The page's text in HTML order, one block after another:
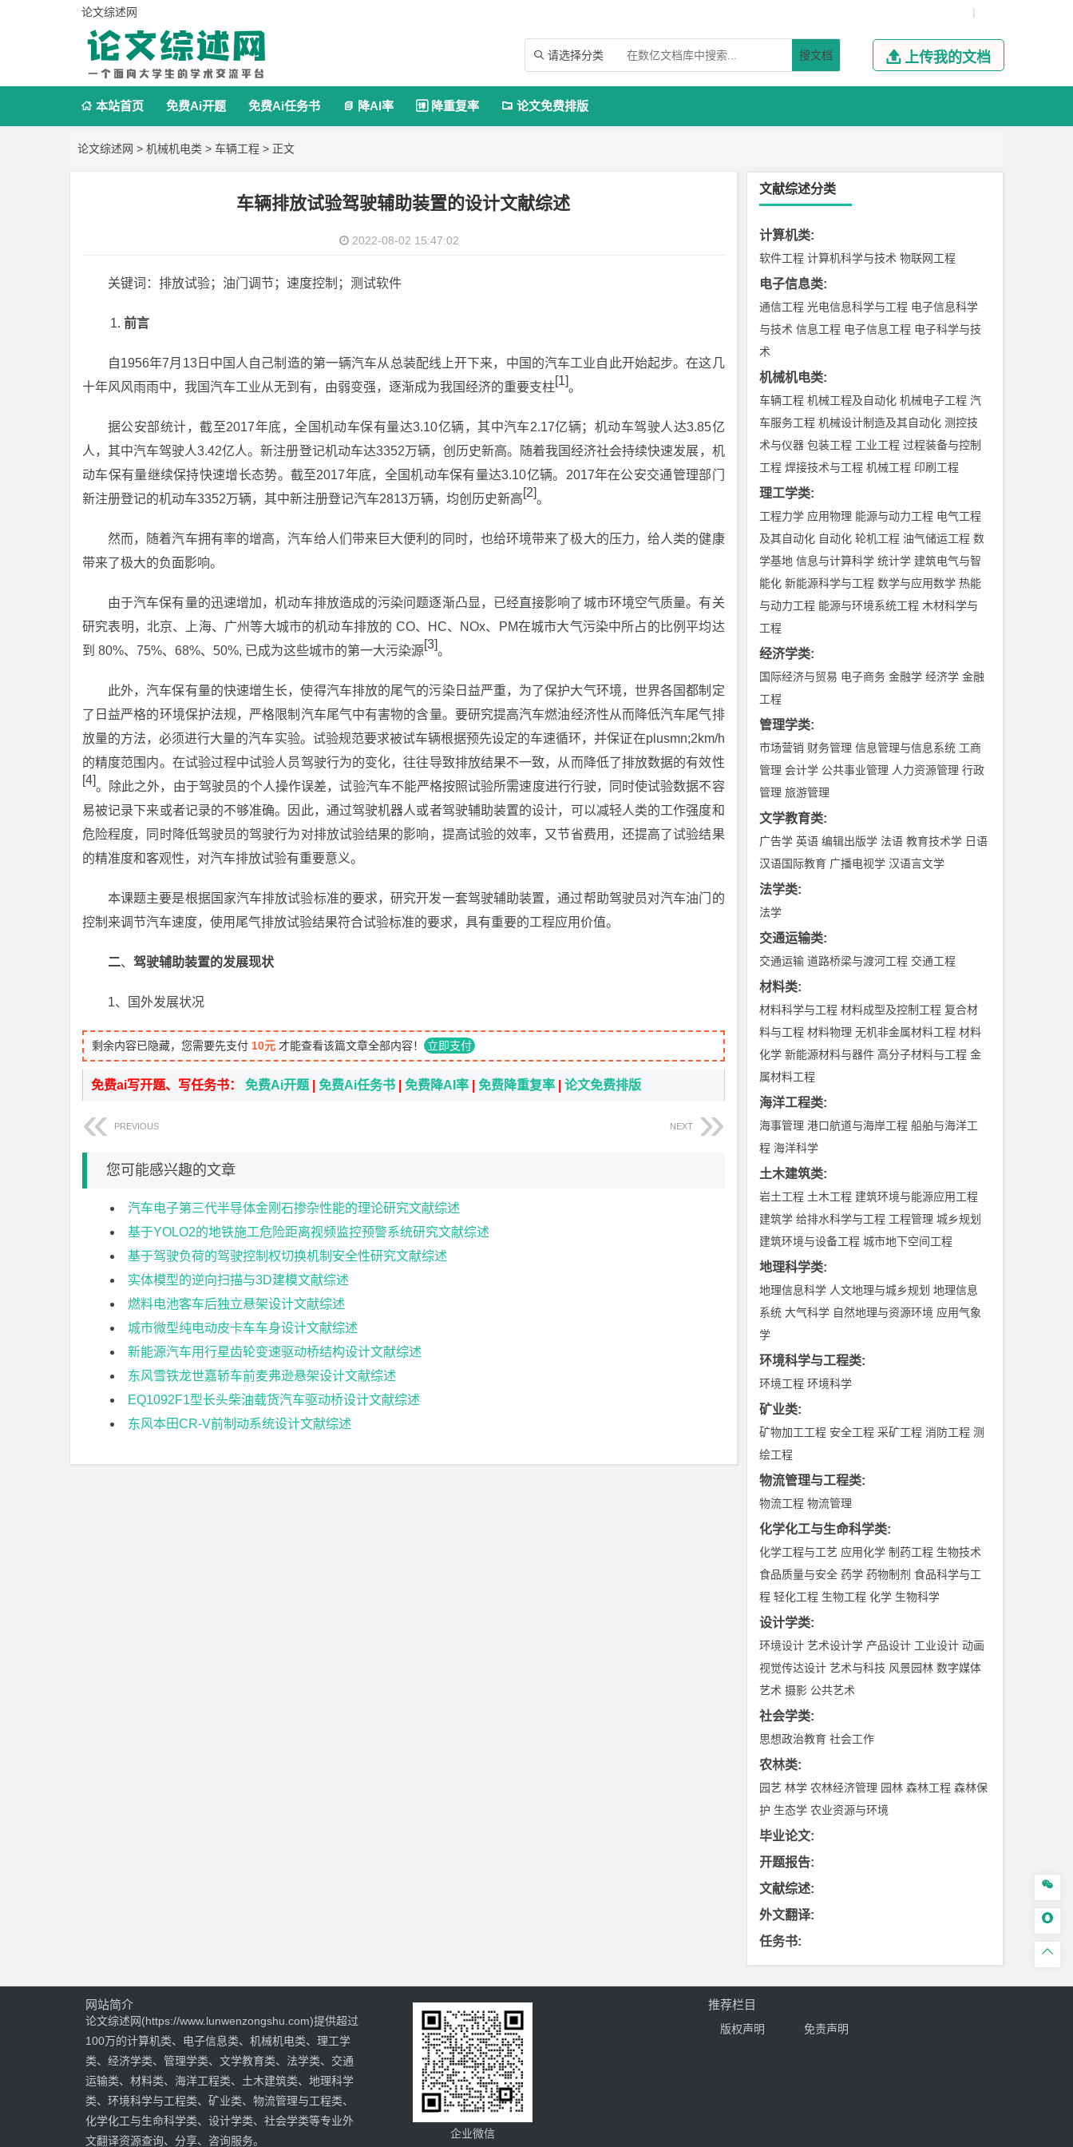
论文综述网 |
 请选择分类 搜文档  上传我的文档
 本站首页 免费Ai开题 免费Ai任务书  降AI率  降重复率  论文免费排版
论文综述网 > 机械机电类 > 车辆工程 > 正文
车辆排放试验驾驶辅助装置的设计文献综述
2022-08-02 15:47:02
关键词：排放试验；油门调节；速度控制；测试软件
前言
自1956年7月13日中国人自己制造的第一辆汽车从总装配线上开下来，中国的汽车工业自此开始起步。在这几
十年风风雨雨中，我国汽车工业从无到有，由弱变强，逐渐成为我国经济的重要支柱[1]。
据公安部统计，截至2017年底，全国机动车保有量达3.10亿辆，其中汽车2.17亿辆；机动车驾驶人达3.85亿
人，其中汽车驾驶人3.42亿人。新注册登记机动车达3352万辆，创历史新高。随着我国经济社会持续快速发展，机
动车保有量继续保持快速增长态势。截至2017年底，全国机动车保有量达3.10亿辆。2017年在公安交通管理部门
新注册登记的机动车3352万辆，其中新注册登记汽车2813万辆，均创历史新高[2]。
然而，随着汽车拥有率的增高，汽车给人们带来巨大便利的同时，也给环境带来了极大的压力，给人类的健康
带来了极大的负面影响。
由于汽车保有量的迅速增加，机动车排放造成的污染问题逐渐凸显，已经直接影响了城市环境空气质量。有关
研究表明，北京、上海、广州等大城市的机动车排放的 CO、HC、NOx、PM在城市大气污染中所占的比例平均达
到 80%、75%、68%、50%, 已成为这些城市的第一大污染源[3]。
此外，汽车保有量的快速增生长，使得汽车排放的尾气的污染日益严重，为了保护大气环境，世界各国都制定
了日益严格的环境保护法规，严格限制汽车尾气中有害物的含量。要研究提高汽车燃油经济性从而降低汽车尾气排
放量的方法，必须进行大量的汽车实验。试验规范要求被试车辆根据预先设定的车速循环，并保证在plusmn;2km/h
的精度范围内。在试验过程中试验人员驾驶行为的变化，往往导致排放结果不一致，从而降低了排放数据的有效性
[4]。除此之外，由于驾驶员的个人操作误差，试验汽车不能严格按照试验所需速度进行行驶，同时使试验数据不容
易被记录下来或者记录的不够准确。因此，通过驾驶机器人或者驾驶辅助装置的设计，可以减轻人类的工作强度和
危险程度，同时降低驾驶员的驾驶行为对排放试验结果的影响，提高试验的效率，又节省费用，还提高了试验结果
的精准度和客观性，对汽车排放试验有重要意义。
本课题主要是根据国家汽车排放试验标准的要求，研究开发一套驾驶辅助装置，通过帮助驾驶员对汽车油门的
控制来调节汽车速度，使用尾气排放试验结果符合试验标准的要求，具有重要的工程应用价值。
二、 驾驶辅助装置的发展现状
1、国外发展状况
剩余内容已隐藏，您需要先支付 10元 才能查看该篇文章全部内容！ 立即支付
免费ai写开题、写任务书： 免费Ai开题 免费Ai任务书 免费降AI率 免费降重复率 论文免费排版
PREVIOUS NEXT
您可能感兴趣的文章
汽车电子第三代半导体金刚石掺杂性能的理论研究文献综述
基于YOLO2的地铁施工危险距离视频监控预警系统研究文献综述
基于驾驶负荷的驾驶控制权切换机制安全性研究文献综述
实体模型的逆向扫描与3D建模文献综述
燃料电池客车后独立悬架设计文献综述
城市微型纯电动皮卡车车身设计文献综述
新能源汽车用行星齿轮变速驱动桥结构设计文献综述
东风雪铁龙世嘉轿车前麦弗逊悬架设计文献综述
EQ1092F1型长头柴油载货汽车驱动桥设计文献综述
东风本田CR-V前制动系统设计文献综述
文献综述分类
计算机类:
软件工程 计算机科学与技术 物联网工程
电子信息类:
通信工程 光电信息科学与工程 电子信息科学
与技术 信息工程 电子信息工程 电子科学与技
术
机械机电类:
车辆工程 机械工程及自动化 机械电子工程 汽
车服务工程 机械设计制造及其自动化 测控技
术与仪器 包装工程 工业工程 过程装备与控制
工程 焊接技术与工程 机械工程 印刷工程
理工学类:
工程力学 应用物理 能源与动力工程 电气工程
及其自动化 自动化 轮机工程 油气储运工程 数
学基地 信息与计算科学 统计学 建筑电气与智
能化 新能源科学与工程 数学与应用数学 热能
与动力工程 能源与环境系统工程 木材科学与
工程
经济学类:
国际经济与贸易 电子商务 金融学 经济学 金融
工程
管理学类:
市场营销 财务管理 信息管理与信息系统 工商
管理 会计学 公共事业管理 人力资源管理 行政
管理 旅游管理
文学教育类:
广告学 英语 编辑出版学 法语 教育技术学 日语
汉语国际教育 广播电视学 汉语言文学
法学类:
法学
交通运输类:
交通运输 道路桥梁与渡河工程 交通工程
材料类:
材料科学与工程 材料成型及控制工程 复合材
料与工程 材料物理 无机非金属材料工程 材料
化学 新能源材料与器件 高分子材料与工程 金
属材料工程
海洋工程类:
海事管理 港口航道与海岸工程 船舶与海洋工
程 海洋科学
土木建筑类:
岩土工程 土木工程 建筑环境与能源应用工程
建筑学 给排水科学与工程 工程管理 城乡规划
建筑环境与设备工程 城市地下空间工程
地理科学类:
地理信息科学 人文地理与城乡规划 地理信息
系统 大气科学 自然地理与资源环境 应用气象
学
环境科学与工程类:
环境工程 环境科学
矿业类:
矿物加工工程 安全工程 采矿工程 消防工程 测
绘工程
物流管理与工程类:
物流工程 物流管理
化学化工与生命科学类:
化学工程与工艺 应用化学 制药工程 生物技术
食品质量与安全 药学 药物制剂 食品科学与工
程 轻化工程 生物工程 化学 生物科学
设计学类:
环境设计 艺术设计学 产品设计 工业设计 动画
视觉传达设计 艺术与科技 风景园林 数字媒体
艺术 摄影 公共艺术
社会学类:
思想政治教育 社会工作
农林类:
园艺 林学 农林经济管理 园林 森林工程 森林保
护 生态学 农业资源与环境
毕业论文:
开题报告:
文献综述:
外文翻译:
任务书:



网站简介
论文综述网(https://www.lunwenzongshu.com)提供超过
100万的计算机类、电子信息类、机械机电类、理工学
类、经济学类、管理学类、文学教育类、法学类、交通
运输类、材料类、海洋工程类、土木建筑类、地理科学
类、环境科学与工程类、矿业类、物流管理与工程类、
化学化工与生命科学类、设计学类、社会学类等专业外
文翻译资源查询、分享、咨询服务。
企业微信
推荐栏目
版权声明 免责声明